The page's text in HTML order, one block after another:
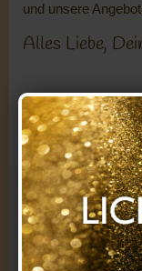
und unsere
Alles Liebe,
« zurück